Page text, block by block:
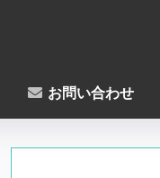
お問い合わせ